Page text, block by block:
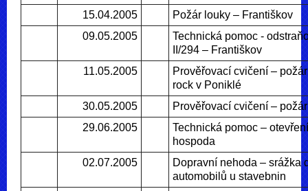
15.04.2005
Požár louky – Františkov
09.05.2005
Technická pomoc -
II/294 – Františkov
11.05.2005
Prověřovací cvičení –
rock v Poniklé
30.05.2005
Prověřovací cvičení –
29.06.2005
Technická pomoc –
hospoda
02.07.2005
Dopravní nehoda – srážka
automobilů u stavebnin